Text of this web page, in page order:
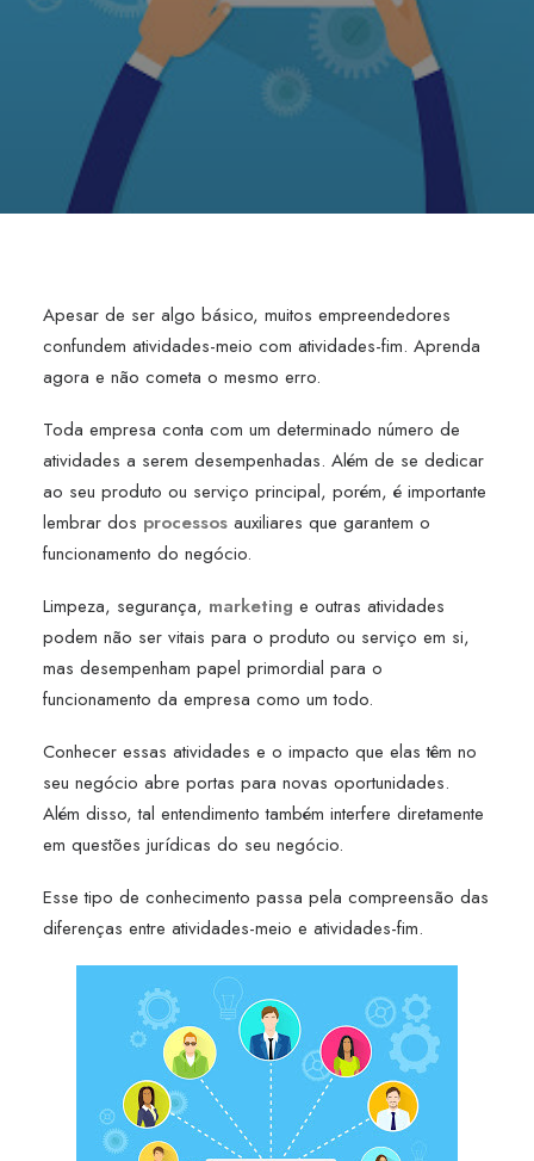
Apesar de ser algo básico, muitos empreendedores
confundem atividades-meio com atividades-fim. Aprenda
agora e não cometa o mesmo erro.
Toda empresa conta com um determinado número de
atividades a serem desempenhadas. Além de se dedicar
ao seu produto ou serviço principal, porém, é importante
lembrar dos processos auxiliares que garantem o
funcionamento do negócio.
Limpeza, segurança, marketing e outras atividades
podem não ser vitais para o produto ou serviço em si,
mas desempenham papel primordial para o
funcionamento da empresa como um todo.
Conhecer essas atividades e o impacto que elas têm no
seu negócio abre portas para novas oportunidades.
Além disso, tal entendimento também interfere diretamente
em questões jurídicas do seu negócio.
Esse tipo de conhecimento passa pela compreensão das
diferenças entre atividades-meio e atividades-fim.